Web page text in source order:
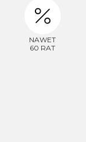
NAWET
60 RAT